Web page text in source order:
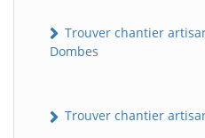
Trouver chantier
Dombes
Trouver chantier